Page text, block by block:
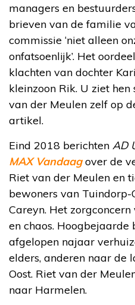
managers en
brieven van de familie
commissie ‘niet alleen
onfatsoenlijk’. Het
klachten van dochter
kleinzoon Rik. U ziet
van der Meulen zelf op
artikel.
Eind 2018 berichten AD
MAX Vandaag over de
Riet van der Meulen en
bewoners van Tuindorp-
Careyn. Het
en chaos. Hoogbejaarde
afgelopen najaar
elders, anderen naar de
Oost. Riet van der
naar Harmelen.